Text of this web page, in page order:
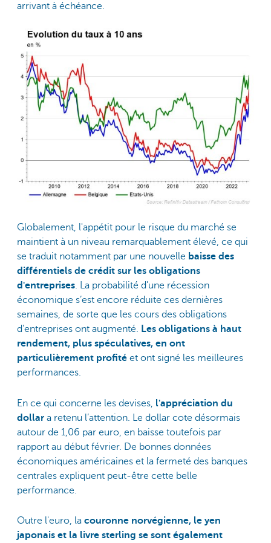
arrivant à échéance.
Globalement, l'appétit pour le risque du marché se
maintient à un niveau remarquablement élevé, ce qui
se traduit notamment par une nouvelle baisse des
différentiels de crédit sur les obligations
d'entreprises. La probabilité d'une récession
économique s’est encore réduite ces dernières
semaines, de sorte que les cours des obligations
d'entreprises ont augmenté. Les obligations à haut
rendement, plus spéculatives, en ont
particulièrement profité et ont signé les meilleures
performances.
En ce qui concerne les devises, l'appréciation du
dollar a retenu l’attention. Le dollar cote désormais
autour de 1,06 par euro, en baisse toutefois par
rapport au début février. De bonnes données
économiques américaines et la fermeté des banques
centrales expliquent peut-être cette belle
performance.
Outre l'euro, la couronne norvégienne, le yen
japonais et la livre sterling se sont également